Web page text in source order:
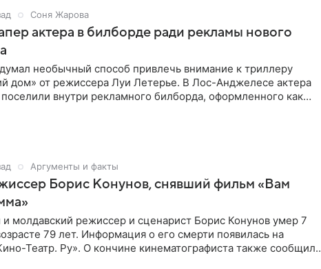
Соня Жарова
актера в билборде ради рекламы нового
необычный способ привлечь внимание к триллеру
дом» от режиссера Луи Летерье. В Лос-Анджелесе актера
поселили внутри рекламного билборда, оформленного как
Аргументы и факты
Борис Конунов, снявший фильм «Вам
и молдавский режиссер и сценарист Борис Конунов умер 7
79 лет. Информация о его смерти появилась на
Театр. Ру». О кончине кинематографиста также сообщило